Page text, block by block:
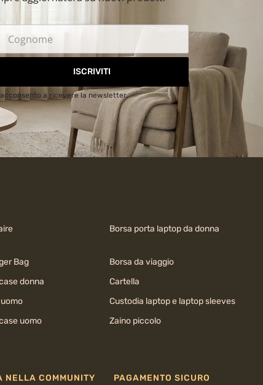
ISCRIVITI
a ricevere la newsletter.
Borsa porta laptop da donna
Bag
Borsa da viaggio
donna
Cartella
Custodia laptop e laptop sleeves
uomo Zaino piccolo
NELLA COMMUNITY PAGAMENTO SICURO